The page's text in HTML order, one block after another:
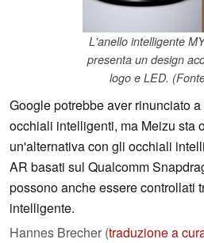
L'anello intelligente
presenta un design
logo e LED.
Google potrebbe aver rinunciato
occhiali intelligenti, ma Meizu sta
un'alternativa con gli occhiali
AR basati sul Qualcomm
possono anche essere controllati
intelligente.
Hannes Brecher (traduzione a